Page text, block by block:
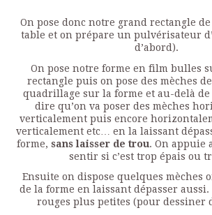
On pose donc notre grand rectangle
table et on prépare un pulvérisateur
d’abord).
On pose notre forme en film bulles
rectangle puis on pose des mèches
quadrillage sur la forme et au-delà de
dire qu’on va poser des mèches
verticalement puis encore
verticalement etc… en la laissant
forme, sans laisser de trou. On appuie
sentir si c’est trop épais ou
Ensuite on dispose quelques mèches
de la forme en laissant dépasser aussi.
rouges plus petites (pour dessiner